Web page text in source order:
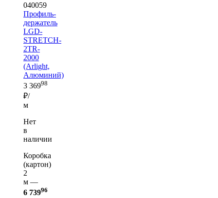
040059
Профиль-
держатель
LGD-
STRETCH-
2TR-
2000
(Arlight,
Алюминий)
3 36998
₽/
м
Нет
в
наличии
Коробка
(картон)
2
м —
6 73996